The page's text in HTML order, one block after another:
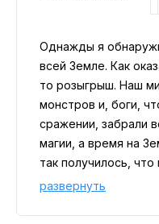
Однажды я
всей Земле. Как
то розыгрыш. Наш
монстров и, боги,
сражении, забрали
магии, а время на
так получилось,
один на один с
развернуть